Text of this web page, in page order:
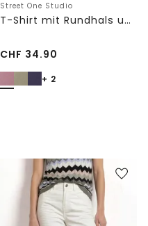
Street One Studio
T-Shirt mit Rundhals und Embroidery-Detail
CHF 34.90
+ 2